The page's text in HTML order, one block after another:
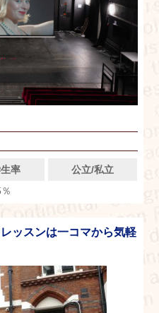
率
公立/私立
ッスンは一コマから気軽